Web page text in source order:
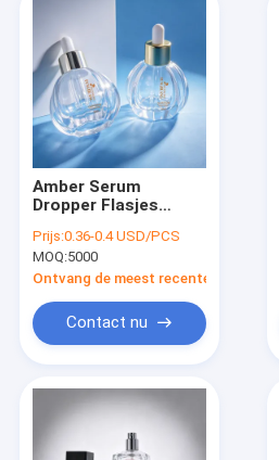
Amber Serum
Dropper Flasjes
Auto Machine
Perfect voor
essentiële oliën en
huidverzorging
verpakkingen
Prijs:0.36-0.4 USD/PCS
MOQ:5000
Ontvang de meest recente Prijs
Contact nu